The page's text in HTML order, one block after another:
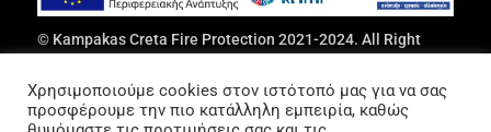
© Kampakas Creta Fire Protection 2021-2024. All Right
Privacy Policy& Terms Of Use
Χρησιμοποιούμε cookies στον ιστότοπό μας για να σας
προσφέρουμε την πιο κατάλληλη εμπειρία, καθώς